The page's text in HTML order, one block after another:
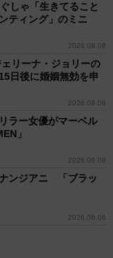
しゃ「生きてること
ティング」のミニ
2026.08.08
リーナ・ジョリーの
日後に婚姻無効を申
2026.08.08
ラー女優がマーベル
」
2026.08.08
ナンジアニ 「ブラッ
2026.08.08